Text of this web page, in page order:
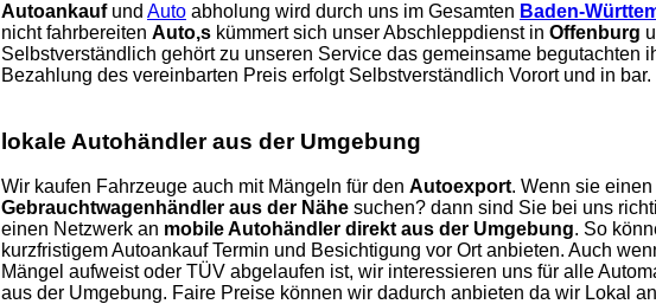
Autoankaufund Auto abholung wird durch uns im Gesamten Baden-
nicht fahrbereiten Auto,s kümmert sich unser Abschleppdienst in Offenburg
Selbstverständlich gehört zu unseren Service das gemeinsame begutachten
Bezahlung des vereinbarten Preis erfolgt Selbstverständlich Vorort und in bar.
lokale Autohändler aus der Umgebung
Wir kaufen Fahrzeuge auch mit Mängeln für den Autoexport. Wenn sie einen
Gebrauchtwagenhändler aus der Nähe suchen? dann sind Sie bei uns
einen Netzwerk an mobile Autohändler direkt aus der Umgebung. So
kurzfristigem Autoankauf Termin und Besichtigung vor Ort anbieten. Auch
Mängel aufweist oder TÜV abgelaufen ist, wir interessieren uns für alle
aus der Umgebung. Faire Preise können wir dadurch anbieten da wir Lokal